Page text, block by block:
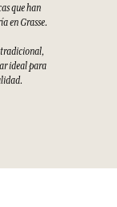
que han
en Grasse.
tradicional,
ideal para